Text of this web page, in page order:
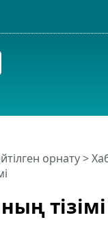
тізімі
орнату>